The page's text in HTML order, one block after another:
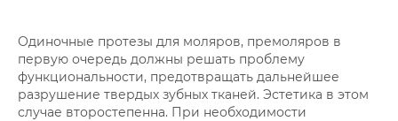
Одиночные протезы для моляров, премоляров в
первую очередь должны решать проблему
функциональности, предотвращать дальнейшее
разрушение твердых зубных тканей. Эстетика в этом
случае второстепенна. При необходимости